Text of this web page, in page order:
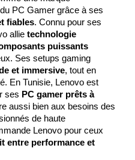
PC Gamer grâce à ses
fiables. Connu pour ses
allie technologie
puissants
Ses setups gaming
et immersive, tout en
En Tunisie, Lenovo est
ses PC gamer prêts à
aussi bien aux besoins des
de haute
Lenovo pour ceux
entre performance et